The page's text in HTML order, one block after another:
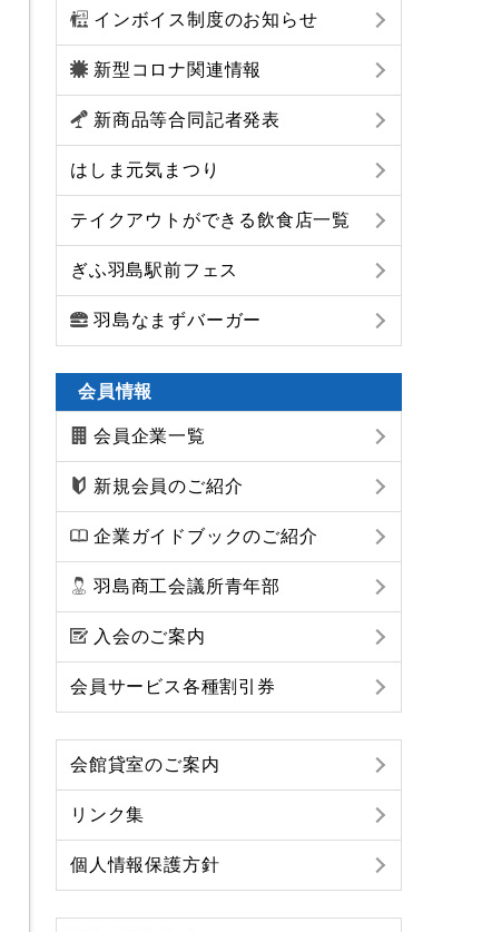
インボイス制度のお知らせ
新型コロナ関連情報
新商品等合同記者発表
はしま元気まつり
テイクアウトができる飲食店一覧
ぎふ羽島駅前フェス
羽島なまずバーガー
会員情報
会員企業一覧
新規会員のご紹介
企業ガイドブックのご紹介
羽島商工会議所青年部
入会のご案内
会員サービス各種割引券
会館貸室のご案内
リンク集
個人情報保護方針